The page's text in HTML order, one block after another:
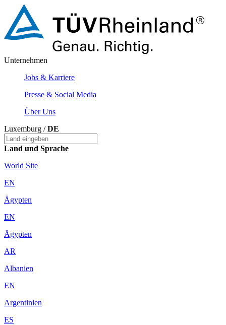
Unternehmen
Jobs & Karriere
Presse & Social Media
Über Uns
Luxemburg /DE
Land und Sprache
World Site
EN
Ägypten
EN
Ägypten
AR
Albanien
EN
Argentinien
ES